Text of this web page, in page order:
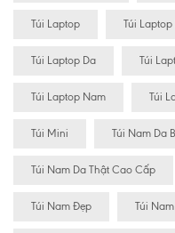
Túi Laptop Túi
Túi Laptop Da Túi
Túi Laptop Nam Túi
Túi Mini Túi Nam Da
Túi Nam Da Thật Cao Cấp
Túi Nam Đẹp Túi